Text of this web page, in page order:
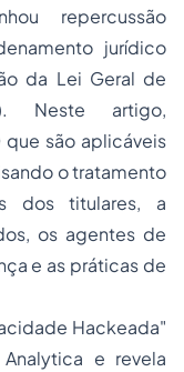
repercussão
jurídico
da Lei Geral de
Neste artigo,
são aplicáveis
o tratamento
dos titulares, a
os agentes de
e as práticas de
Hackeada"
e revela